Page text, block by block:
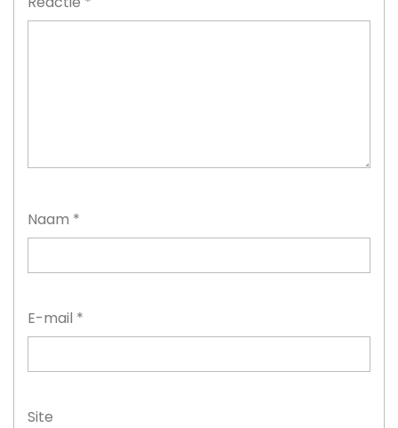
Naam *
E-mail *
Site